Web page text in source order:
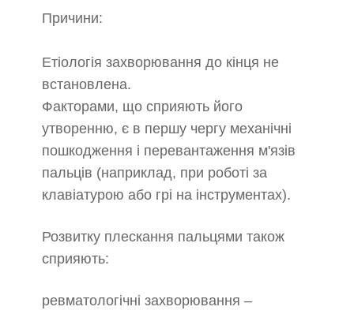
Причини:
Етіологія захворювання до кінця не
встановлена.
Факторами, що сприяють його
утворенню, є в першу чергу механічні
пошкодження і перевантаження м'язів
пальців (наприклад, при роботі за
клавіатурою або грі на інструментах).
Розвитку плескання пальцями також
сприяють:
ревматологічні захворювання –